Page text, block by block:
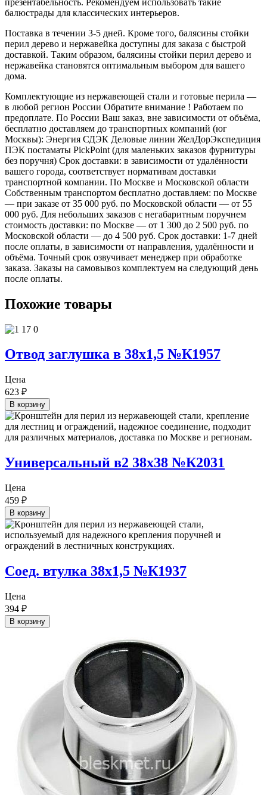
балюстрады для классических интерьеров.
Поставка в течении 3-5 дней. Кроме того, балясины стойки
перил дерево и нержавейка доступны для заказа с быстрой
доставкой. Таким образом, балясины стойки перил дерево и
нержавейка становятся оптимальным выбором для вашего
дома.
Комплектующие из нержавеющей стали и готовые перила —
в любой регион России Обратите внимание ! Работаем по
предоплате. По России Ваш заказ, вне зависимости от объёма,
бесплатно доставляем до транспортных компаний (юг
Москвы): Энергия СДЭК Деловые линии ЖелДорЭкспедиция
ПЭК постаматы PickPoint (для маленьких заказов фурнитуры
без поручня) Срок доставки: в зависимости от удалённости
вашего города, соответствует нормативам доставки
транспортной компании. По Москве и Московской области
Собственным транспортом бесплатно доставляем: по Москве
— при заказе от 35 000 руб. по Московской области — от 55
000 руб. Для небольших заказов с негабаритным поручнем
стоимость доставки: по Москве — от 1 300 до 2 500 руб. по
Московской области — до 4 500 руб. Срок доставки: 1-7 дней
после оплаты, в зависимости от направления, удалённости и
объёма. Точный срок озвучивает менеджер при обработке
заказа. Заказы на самовывоз комплектуем на следующий день
после оплаты.
Похожие товары
Отвод заглушка в 38х1,5 №К1957
Цена
623 ₽
В корзину
Универсальный в2 38х38 №К2031
Цена
459 ₽
В корзину
Соед. втулка 38х1,5 №К1937
Цена
394 ₽
В корзину